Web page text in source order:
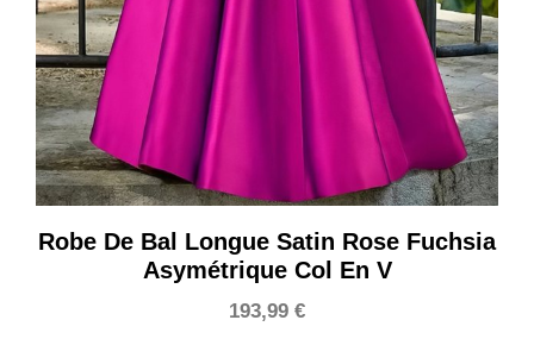
Robe De Bal Longue Satin Rose Fuchsia
Asymétrique Col En V
193,99 €